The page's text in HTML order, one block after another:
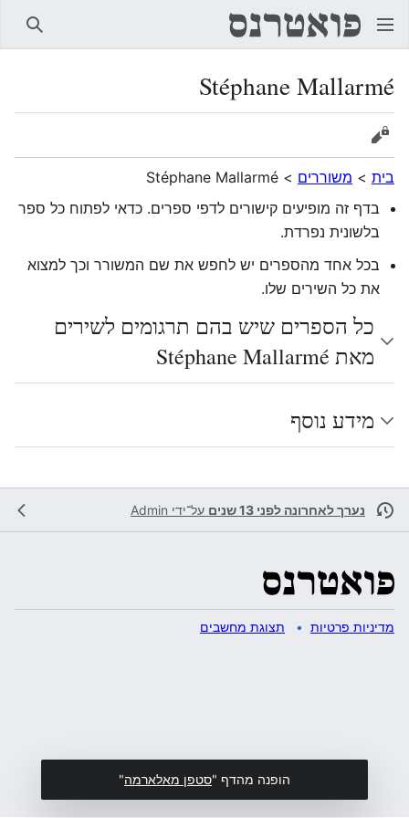
Stéphane Mallarmé
הצגת מקור
בית > משוררים >
Stéphane Mallarmé
בדף זה מופיעים קישורים לדפי ספרים. כדאי לפתוח כל ספר
בלשונית נפרדת.
בכל אחד מהספרים יש לחפש את שם המשורר וכך למצוא
את כל השירים שלו.
כל הספרים שיש בהם תרגומים לשירים
מאת Stéphane Mallarmé
מידע נוסף
נערך לאחרונה לפני 13 שנים על־ידי Admin
מדיניות פרטיות תצוגת מחשבים
הופנה מהדף "סטפן מאלארמה"